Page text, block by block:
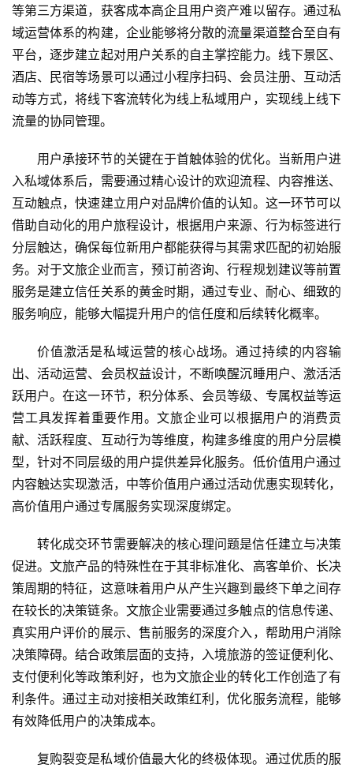
首
页
景
消
文
旅
融
合
乡
等第三方渠道，获客成本高企且用户资产难以留存。通过私
域运营体系的构建，企业能够将分散的流量渠道整合至自有
平台，逐步建立起对用户关系的自主掌控能力。线下景区、
酒店、民宿等场景可以通过小程序扫码、会员注册、互动活
动等方式，将线下客流转化为线上私域用户，实现线上线下
流量的协同管理。
用户承接环节的关键在于首触体验的优化。当新用户进
入私域体系后，需要通过精心设计的欢迎流程、内容推送、
互动触点，快速建立用户对品牌价值的认知。这一环节可以
借助自动化的用户旅程设计，根据用户来源、行为标签进行
分层触达，确保每位新用户都能获得与其需求匹配的初始服
务。对于文旅企业而言，预订前咨询、行程规划建议等前置
服务是建立信任关系的黄金时期，通过专业、耐心、细致的
服务响应，能够大幅提升用户的信任度和后续转化概率。
价值激活是私域运营的核心战场。通过持续的内容输
出、活动运营、会员权益设计，不断唤醒沉睡用户、激活活
跃用户。在这一环节，积分体系、会员等级、专属权益等运
营工具发挥着重要作用。文旅企业可以根据用户的消费贡
献、活跃程度、互动行为等维度，构建多维度的用户分层模
型，针对不同层级的用户提供差异化服务。低价值用户通过
内容触达实现激活，中等价值用户通过活动优惠实现转化，
高价值用户通过专属服务实现深度绑定。
转化成交环节需要解决的核心理问题是信任建立与决策
促进。文旅产品的特殊性在于其非标准化、高客单价、长决
策周期的特征，这意味着用户从产生兴趣到最终下单之间存
在较长的决策链条。文旅企业需要通过多触点的信息传递、
真实用户评价的展示、售前服务的深度介入，帮助用户消除
决策障碍。结合政策层面的支持，入境旅游的签证便利化、
支付便利化等政策利好，也为文旅企业的转化工作创造了有
利条件。通过主动对接相关政策红利，优化服务流程，能够
有效降低用户的决策成本。
复购裂变是私域价值最大化的终极体现。通过优质的服